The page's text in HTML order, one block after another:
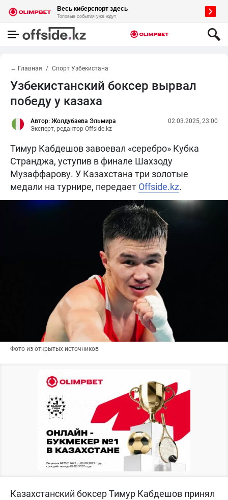
← Главная Спорт Узбекистана
Узбекистанский боксер вырвал
победу у казаха
Автор: Жолдубаева Эльмира
Эксперт, редактор Offside.kz
02.03.2025, 23:00
Тимур Кабдешов завоевал «серебро» Кубка
Странджа, уступив в финале Шахзоду
Музаффарову. У Казахстана три золотые
медали на турнире, передает Offside.kz.
Фото из открытых источников
Казахстанский боксер Тимур Кабдешов принял